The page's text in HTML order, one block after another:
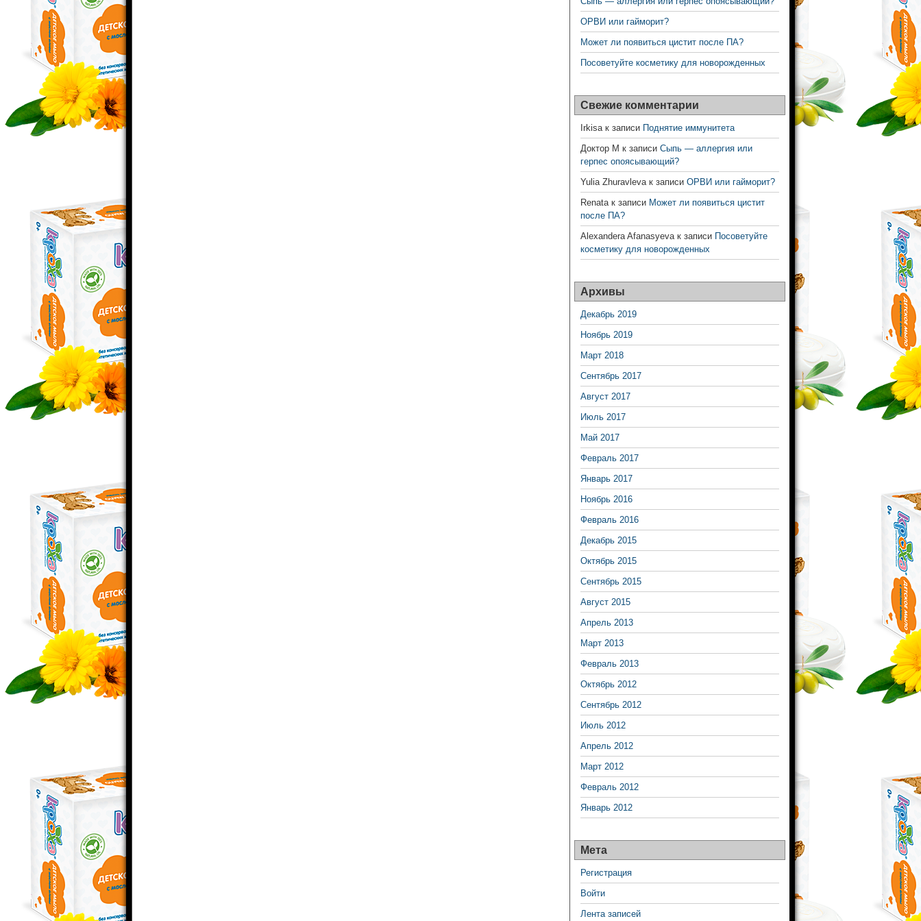
ОРВИ или гайморит?
Может ли появиться цистит после ПА?
Посоветуйте косметику для новорожденных
Свежие комментарии
Irkisaк записи Поднятие иммунитета
Доктор М к записи Сыпь — аллергия или
герпес опоясывающий?
Yulia Zhuravlevaк записи ОРВИ или гайморит?
Renataк записи Может ли появиться цистит
после ПА?
Alexandera Afanasyevaк записи Посоветуйте
косметику для новорожденных
Архивы
Декабрь 2019
Ноябрь 2019
Март 2018
Сентябрь 2017
Август 2017
Июль 2017
Май 2017
Февраль 2017
Январь 2017
Ноябрь 2016
Февраль 2016
Декабрь 2015
Октябрь 2015
Сентябрь 2015
Август 2015
Апрель 2013
Март 2013
Февраль 2013
Октябрь 2012
Сентябрь 2012
Июль 2012
Апрель 2012
Март 2012
Февраль 2012
Январь 2012
Мета
Регистрация
Войти
Лента записей